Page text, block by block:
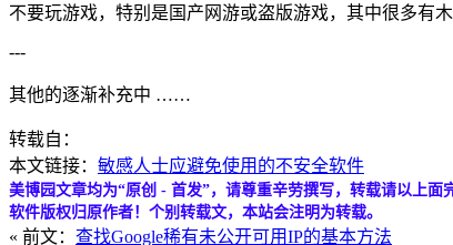
不要玩游戏，特别是国产网游或盗版游戏，其中很多有木
---
其他的逐渐补充中 ……
转载自：
本文链接： 敏感人士应避免使用的不安全软件
美博园文章均为“原创 - 首发”，请尊重辛劳撰写，转载请以上面
软件版权归原作者！个别转载文，本站会注明为转载。
« 前文： 查找Google稀有未公开可用IP的基本方法